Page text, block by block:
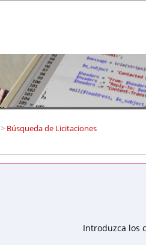
>Búsqueda de Licitaciones
Introduzca los